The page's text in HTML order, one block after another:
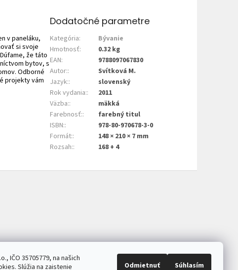
IČO 35705779, na našich
Slúžia na zaistenie
Odmietnuť Súhlasím
v paneláku,
si svoje
že táto
bytov, s
Odborné
projekty vám
Dodatočné parametre
Kategória:
Bývanie
Hmotnosť:
0.32 kg
EAN:
9788097067830
Autor::
Svítková M.
Jazyk::
slovenský
Rok vydania::
2011
Väzba::
mäkká
Farebnosť::
farebný titul
ISBN::
978-80-970678-3-0
Formát::
148 × 210 × 7 mm
Rozsah:: 168 + 4